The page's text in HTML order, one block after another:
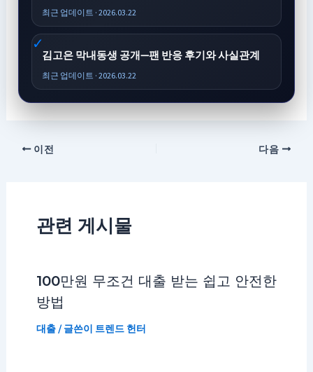
최근 업데이트 · 2026.03.22
김고은 막내동생 공개—팬 반응 후기와 사실관계
최근 업데이트 · 2026.03.22
이전 다음
관련 게시물
100만원 무조건 대출 받는 쉽고 안전한
방법
대출/ 글쓴이 트렌드 헌터